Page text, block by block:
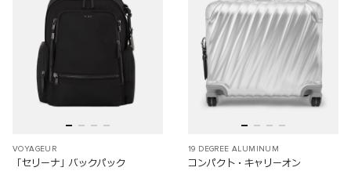
VOYAGEUR
「セリーナ」バックパック
19 DEGREE ALUMINUM
コンパクト・キャリーオン